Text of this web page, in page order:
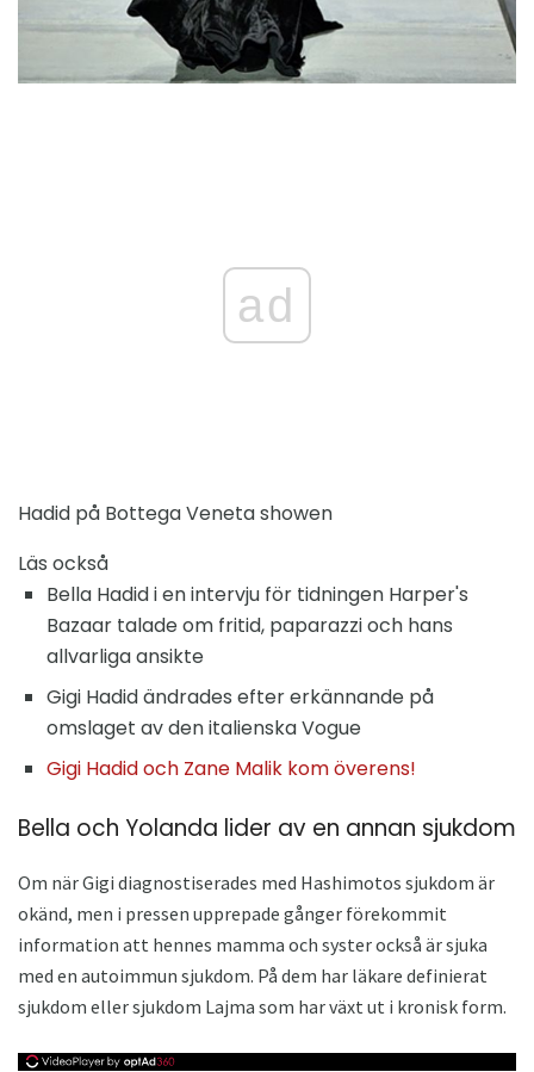
ad
Hadid på Bottega Veneta showen
Läs också
Bella Hadid i en intervju för tidningen Harper's
Bazaar talade om fritid, paparazzi och hans
allvarliga ansikte
Gigi Hadid ändrades efter erkännande på
omslaget av den italienska Vogue
Gigi Hadid och Zane Malik kom överens!
Bella och Yolanda lider av en annan sjukdom
Om när Gigi diagnostiserades med Hashimotos sjukdom är
okänd, men i pressen upprepade gånger förekommit
information att hennes mamma och syster också är sjuka
med en autoimmun sjukdom. På dem har läkare definierat
sjukdom eller sjukdom Lajma som har växt ut i kronisk form.